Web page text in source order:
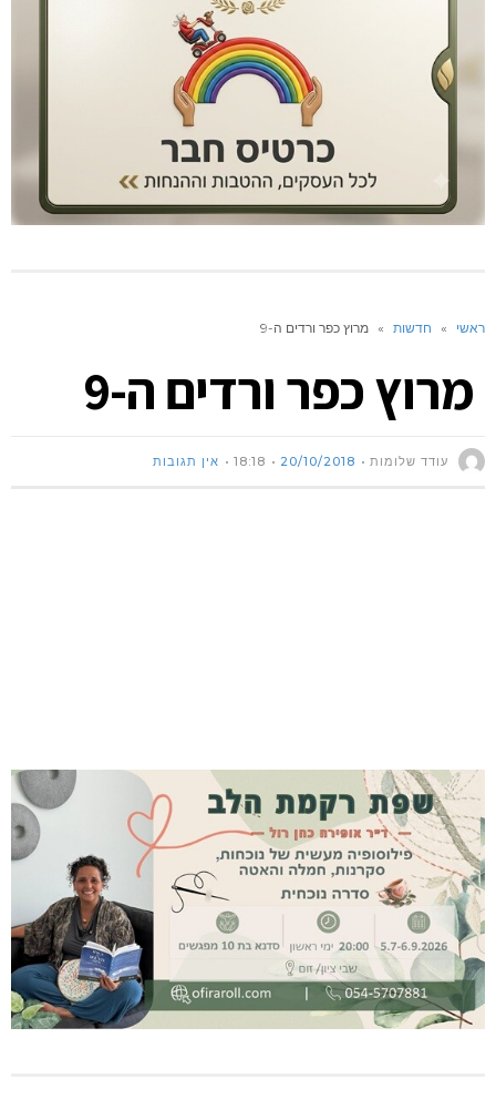
ראשי » חדשות » מרוץ כפר ורדים ה-9
מרוץ כפר ורדים ה-9
עודד שלומות 20/10/2018
18:18 אין תגובות